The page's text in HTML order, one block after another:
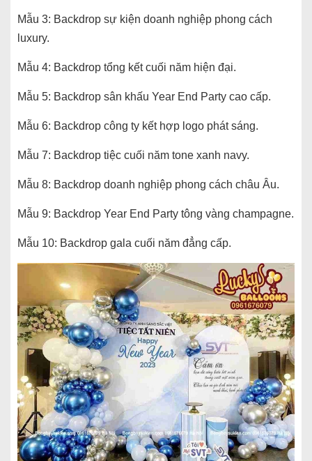
Mẫu 3: Backdrop sự kiện doanh nghiệp phong cách
luxury.
Mẫu 4: Backdrop tổng kết cuối năm hiện đại.
Mẫu 5: Backdrop sân khấu Year End Party cao cấp.
Mẫu 6: Backdrop công ty kết hợp logo phát sáng.
Mẫu 7: Backdrop tiệc cuối năm tone xanh navy.
Mẫu 8: Backdrop doanh nghiệp phong cách châu Âu.
Mẫu 9: Backdrop Year End Party tông vàng champagne.
Mẫu 10: Backdrop gala cuối năm đẳng cấp.